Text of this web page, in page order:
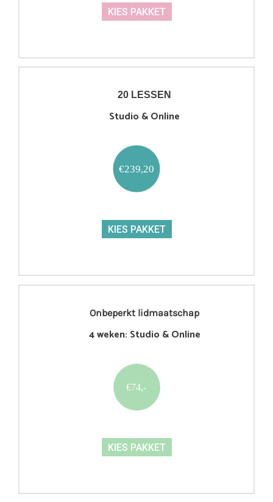
KIES PAKKET
20 LESSEN
Studio & Online
€239,20
KIES PAKKET
Onbeperkt lidmaatschap
4 weken: Studio & Online
€74,-
KIES PAKKET